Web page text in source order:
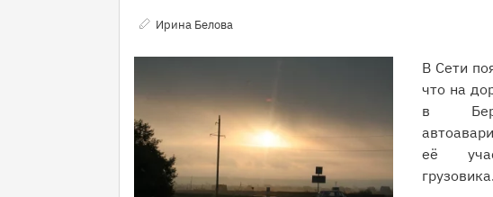
Ирина Белова
В Сети
что на
в
её
грузовика.